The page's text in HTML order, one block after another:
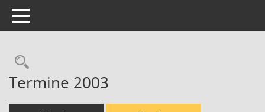
Toggle navigation
Rechercheauswahl
Termine 2003